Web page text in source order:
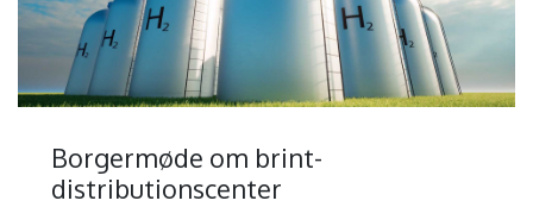
Borgermøde om brint-
distributionscenter